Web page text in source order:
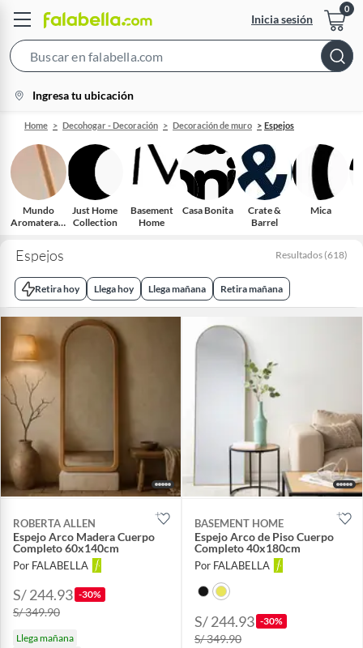
Inicia sesión
Bar
location-
icon
Ingresa tu ubicación
Home Decohogar - Decoración Decoración de muro Espejos
Mundo
Aromaterapi
Just Home
Collection
Basement
Home
Casa Bonita
Crate &
Barrel
Mica
Espejos Resultados (618)
Retira hoy Llega hoy Llega mañana Retira mañana
ROBERTA ALLEN
Espejo Arco Madera Cuerpo
Completo 60x140cm
Por FALABELLA
S/ 244.93 -30%
S/ 349.90
Llega mañana
BASEMENT HOME
Espejo Arco de Piso Cuerpo
Completo 40x180cm
Por FALABELLA
S/ 244.93 -30%
S/ 349.90